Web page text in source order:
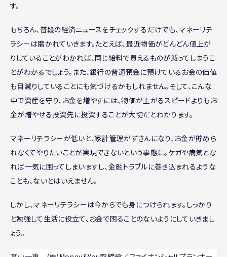
す。
もちろん、普段の経済ニュースをチェックするだけでも、マネーリテ
ラシーは磨かれていきます。たとえば、最近物価がどんどん値上が
りしていることがわかれば、同じ給料で買えるものが減ってしまうこ
とがわかるでしょう。また、銀行の普通預金に預けているお金の価値
も目減りしていることにも気づけるかもしれません。そして、こんな
中で資産を守り、お金を増やすには、物価が上がるスピードよりもお
金が増やせる投資先に投資することが大切だとわかります。
マネーリテラシーが低いと、家計管理がずさんになり、お金が貯めら
れなくてやりたいことが実現できないという事態に。ケガや病気とな
れば一気に困ってしまいますし、金融トラブルに巻き込まれるような
ことも、ないとはいえません。
しかし、マネーリテラシーは今からでも身につけられます。しっかり
と勉強して生活に役立て、お金で困ることのないようにしていきまし
ょう。